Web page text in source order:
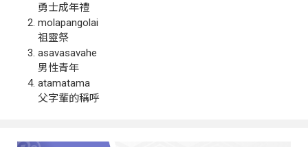
勇士成年禮
molapangolai
祖靈祭
asavasavahe
男性青年
atamatama
父字輩的稱呼